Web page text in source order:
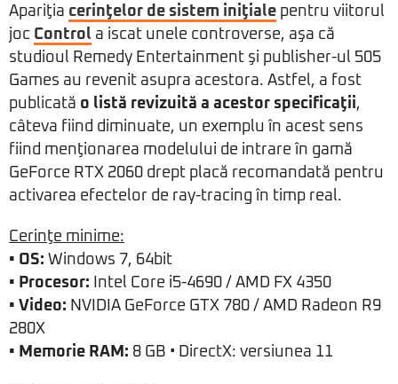
Apariţia cerinţelor de sistem iniţiale pentru viitorul
joc Control a iscat unele controverse, aşa că
studioul Remedy Entertainment şi publisher-ul 505
Games au revenit asupra acestora. Astfel, a fost
publicată o listă revizuită a acestor specificaţii,
câteva fiind diminuate, un exemplu în acest sens
fiind menţionarea modelului de intrare în gamă
GeForce RTX 2060 drept placă recomandată pentru
activarea efectelor de ray-tracing în timp real.
Cerinţe minime:
• OS: Windows 7, 64bit
• Procesor: Intel Core i5-4690 / AMD FX 4350
• Video: NVIDIA GeForce GTX 780 / AMD Radeon R9
280X
• Memorie RAM: 8 GB • DirectX: versiunea 11